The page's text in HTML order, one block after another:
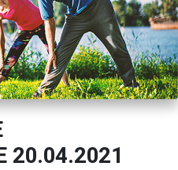
20.04.2021